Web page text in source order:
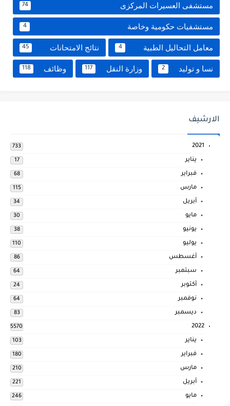
مستشفى العسيرات المركزى 74
مستشفيات حكومية وخاصة 4
معامل التحاليل الطبية 4 نتائج الامتحانات 45
نسا و توليد 2 وزارة النقل 117 وظائف 118
الارشيف
2021
733
يناير 17
فبراير 68
مارس 115
أبريل 34
مايو 30
يونيو 38
يوليو 110
أغسطس 86
سبتمبر 64
أكتوبر 24
نوفمبر 64
ديسمبر 83
2022
5570
يناير 103
فبراير 180
مارس 210
أبريل 221
مايو 246